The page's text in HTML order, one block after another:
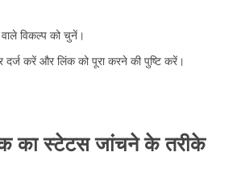
विकल्प को चुनें।
करें और लिंक को पूरा करने की पुष्टि करें।
का स्टेटस जांचने के तरीके